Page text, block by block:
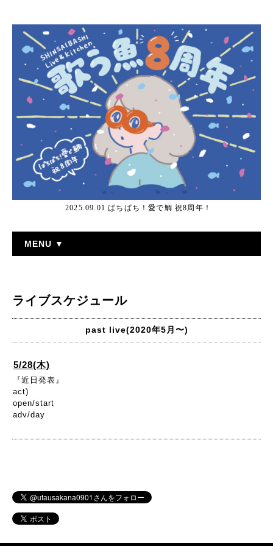
2025.09.01 ぱちぱち！愛で鯛 祝8周年！
MENU ▼
ライブスケジュール
past live(2020年5月〜)
5/28(木)
『近日発表』
act)
open/start
adv/day